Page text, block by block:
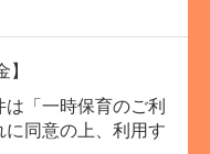
「一時保育のご利
に同意の上、利用す